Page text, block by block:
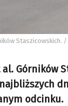
Staszicowskich.
Górników
odcinku.